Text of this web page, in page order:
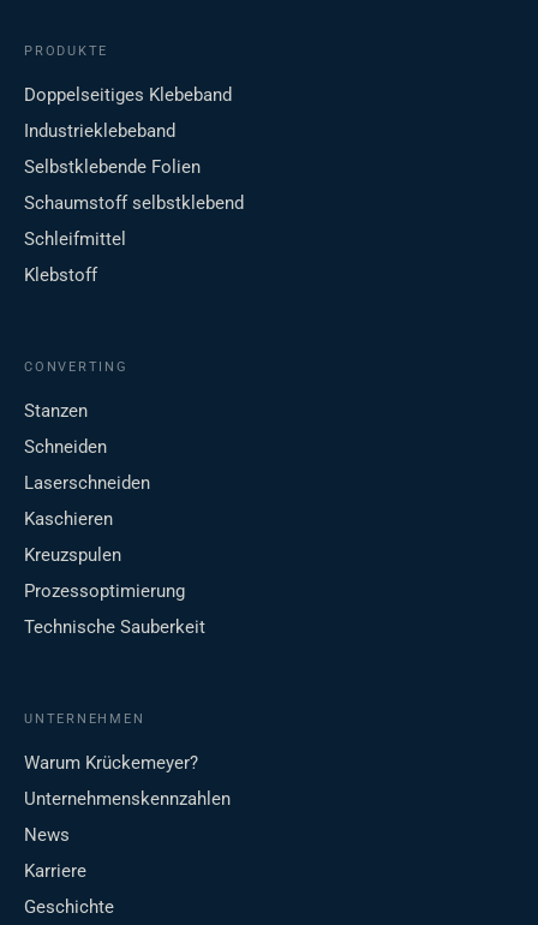
PRODUKTE
Doppelseitiges Klebeband
Industrieklebeband
Selbstklebende Folien
Schaumstoff selbstklebend
Schleifmittel
Klebstoff
CONVERTING
Stanzen
Schneiden
Laserschneiden
Kaschieren
Kreuzspulen
Prozessoptimierung
Technische Sauberkeit
UNTERNEHMEN
Warum Krückemeyer?
Unternehmenskennzahlen
News
Karriere
Geschichte